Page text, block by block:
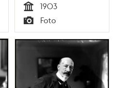
Tid
1903
Typ
Foto